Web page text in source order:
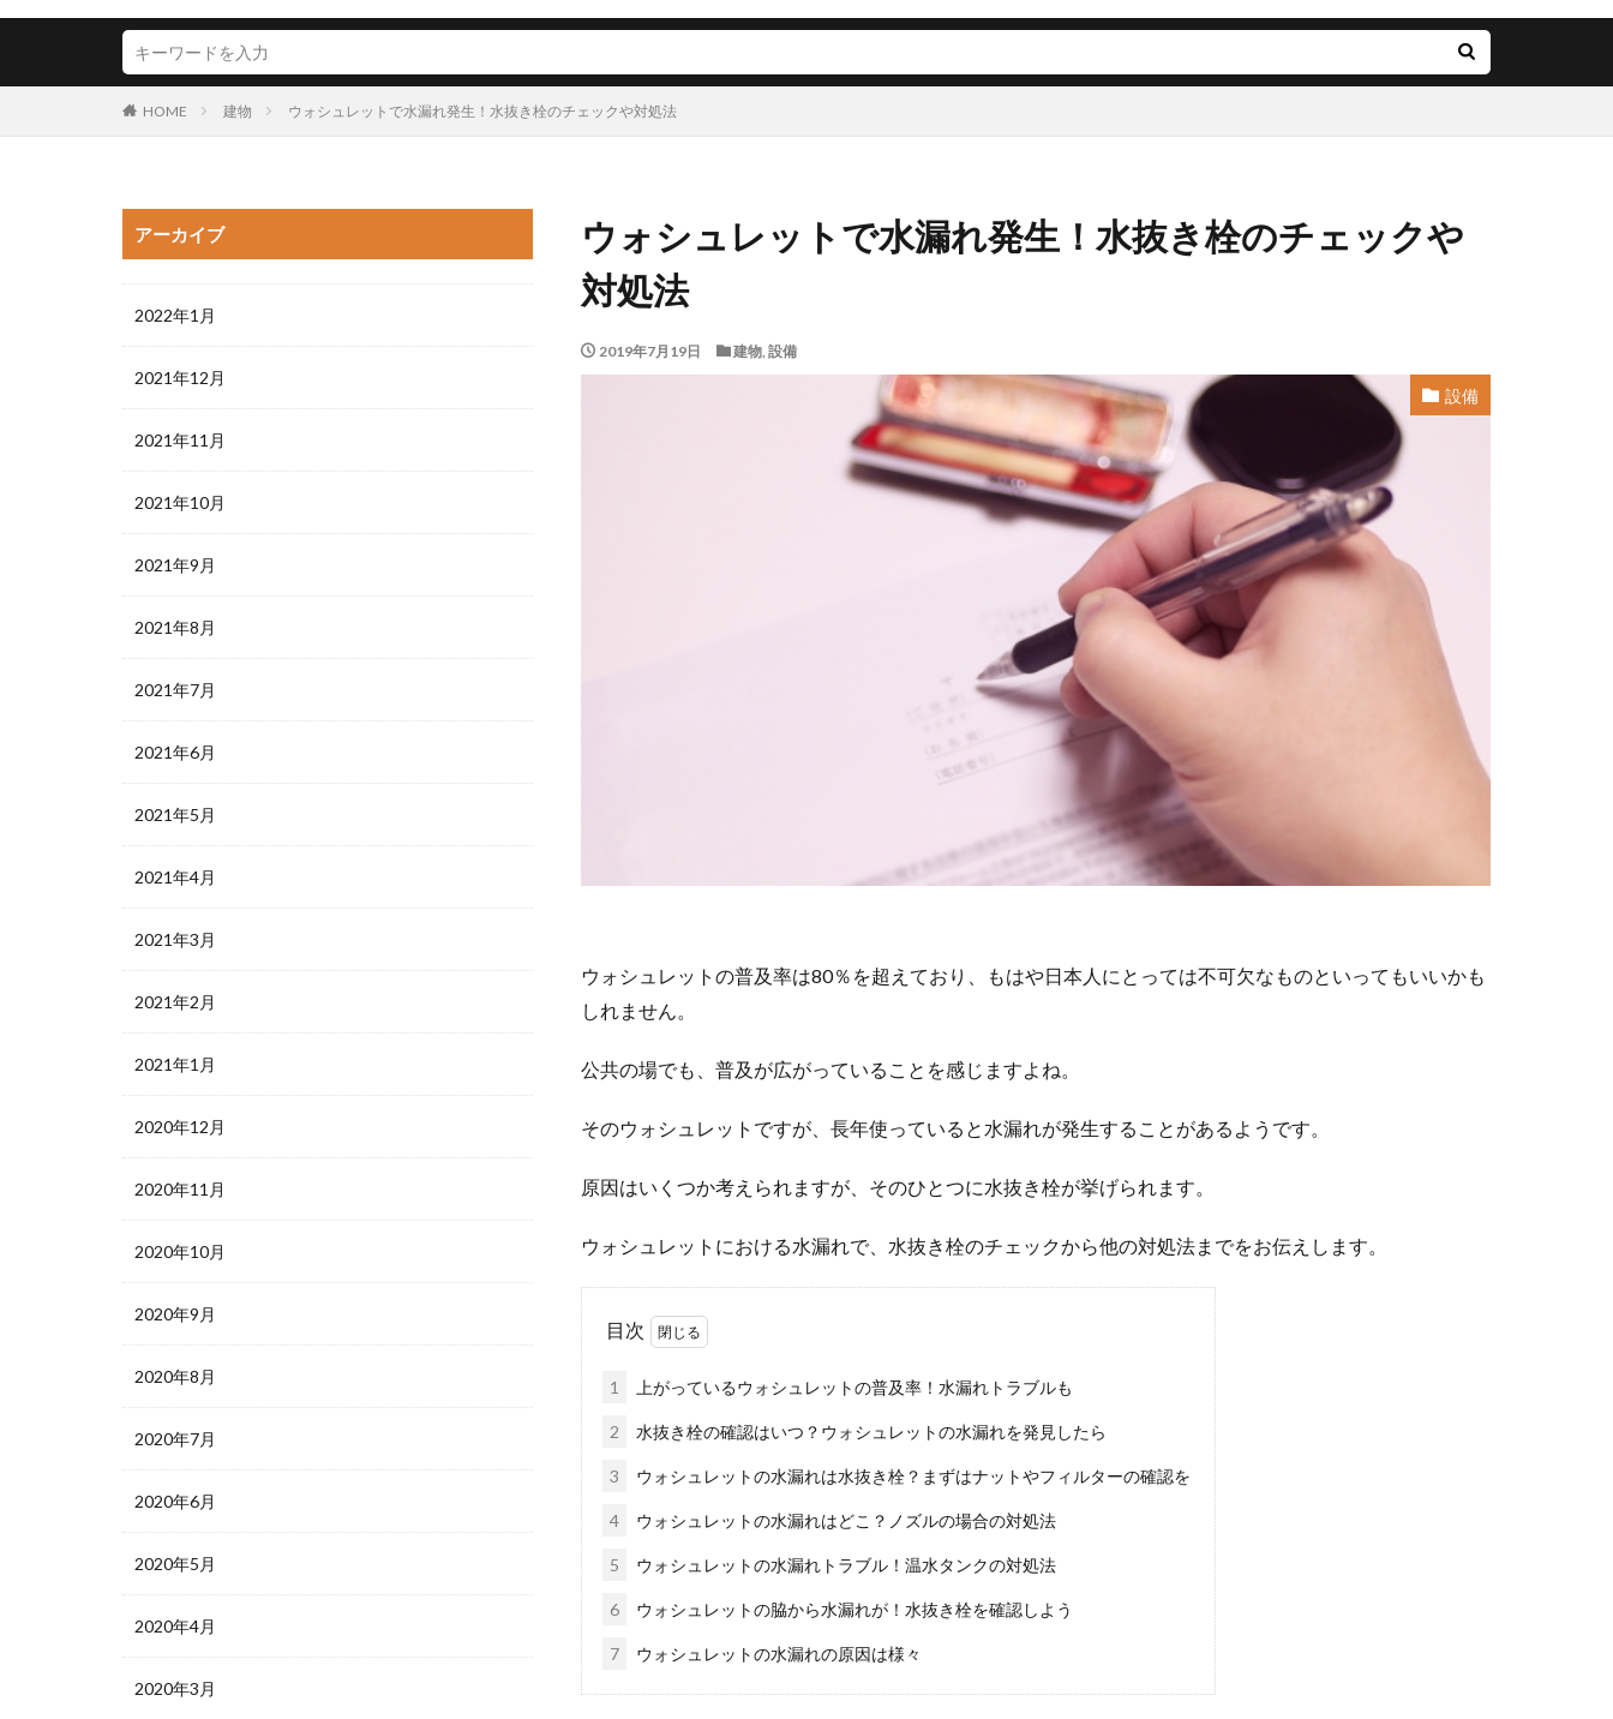
HOME 建物 ウォシュレットで水漏れ発生！水抜き栓のチェックや対処法
ウォシュレットで水漏れ発生！水抜き栓のチェックや
対処法
2019年7月19日 建物, 設備
設備
ウォシュレットの普及率は80％を超えており、もはや日本人にとっては不可欠なものといってもいいかも
しれません。
公共の場でも、普及が広がっていることを感じますよね。
そのウォシュレットですが、長年使っていると水漏れが発生することがあるようです。
原因はいくつか考えられますが、そのひとつに水抜き栓が挙げられます。
ウォシュレットにおける水漏れで、水抜き栓のチェックから他の対処法までをお伝えします。
目次
1 上がっているウォシュレットの普及率！水漏れトラブルも
2 水抜き栓の確認はいつ？ウォシュレットの水漏れを発見したら
3 ウォシュレットの水漏れは水抜き栓？まずはナットやフィルターの確認を
4 ウォシュレットの水漏れはどこ？ノズルの場合の対処法
5 ウォシュレットの水漏れトラブル！温水タンクの対処法
6 ウォシュレットの脇から水漏れが！水抜き栓を確認しよう
7 ウォシュレットの水漏れの原因は様々
アーカイブ
2022年1月
2021年12月
2021年11月
2021年10月
2021年9月
2021年8月
2021年7月
2021年6月
2021年5月
2021年4月
2021年3月
2021年2月
2021年1月
2020年12月
2020年11月
2020年10月
2020年9月
2020年8月
2020年7月
2020年6月
2020年5月
2020年4月
2020年3月